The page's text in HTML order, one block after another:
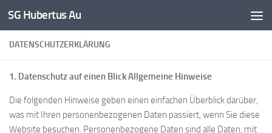
Zum Inhalt springen
SG Hubertus Au
DATENSCHUTZERKLÄRUNG
1. Datenschutz auf einen BlickAllgemeine Hinweise
Die folgenden Hinweise geben einen einfachen Überblick darüber,
was mit Ihren personenbezogenen Daten passiert, wenn Sie diese
Website besuchen. Personenbezogene Daten sind alle Daten, mit